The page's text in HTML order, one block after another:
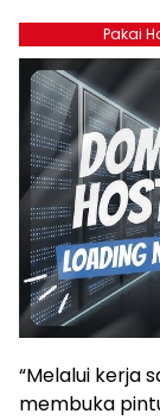
Pakai
“Melalui kerja
membuka